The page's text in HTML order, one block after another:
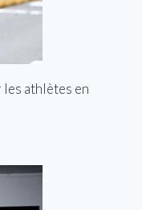
athlètes en